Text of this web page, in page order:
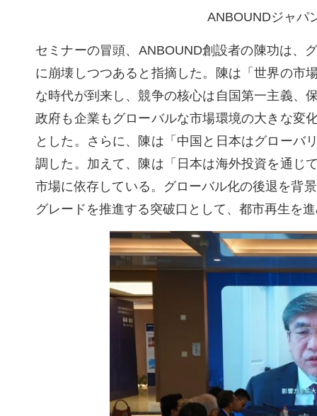
ANBOUNDジャパ
セミナーの冒頭、ANBOUND創設者の陳功は、
に崩壊しつつあると指摘した。陳は「世界の市
な時代が到来し、競争の核心は自国第一主義、
政府も企業もグローバルな市場環境の大きな変
とした。さらに、陳は「中国と日本はグローバ
調した。加えて、陳は「日本は海外投資を通じ
市場に依存している。グローバル化の後退を背
グレードを推進する突破口として、都市再生を